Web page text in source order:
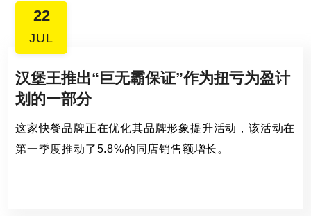
22
JUL
汉堡王推出“巨无霸保证”作为扭亏为盈计
划的一部分
这家快餐品牌正在优化其品牌形象提升活动，该活动在
第一季度推动了5.8%的同店销售额增长。